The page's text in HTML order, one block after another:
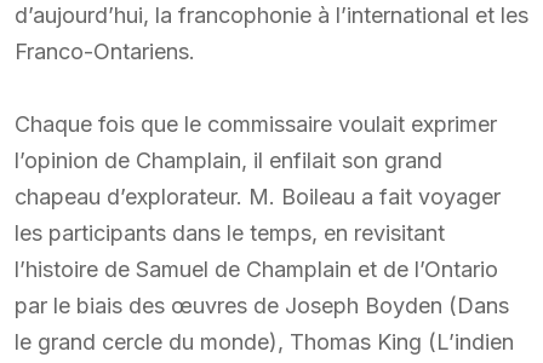
d’aujourd’hui, la francophonie à l’international et les
Franco-Ontariens.
Chaque fois que le commissaire voulait exprimer
l’opinion de Champlain, il enfilait son grand
chapeau d’explorateur. M. Boileau a fait voyager
les participants dans le temps, en revisitant
l’histoire de Samuel de Champlain et de l’Ontario
par le biais des œuvres de Joseph Boyden (Dans
le grand cercle du monde), Thomas King (L’indien